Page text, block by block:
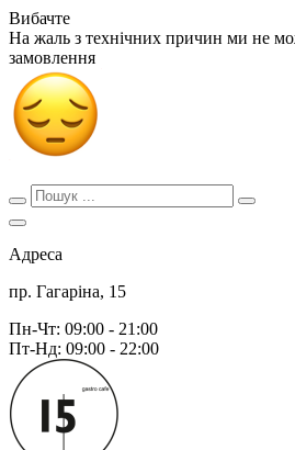
Вибачте
На жаль з технічних причин ми не
замовлення
Адреса
пр. Гагаріна, 15
Пн-Чт: 09:00 - 21:00
Пт-Нд: 09:00 - 22:00